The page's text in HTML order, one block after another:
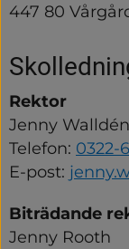
447 80
Rektor
Jenny Walldén
Telefon: 0322-
E-post:
Biträdande
Jenny Rooth